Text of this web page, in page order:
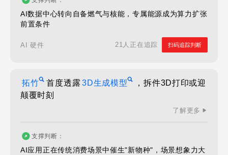
AI数据中心转向自备燃气与核能，专属能源成为算力扩张
前置条件
AI 硬件 21人正在追踪 扫码追踪判断
拓竹 首度透露 3D生成模型
，拆件3D打印或迎
颠覆时刻
了解更多
支撑判断：
AI应用正在传统消费场景中催生"新物种"，场景想象力大